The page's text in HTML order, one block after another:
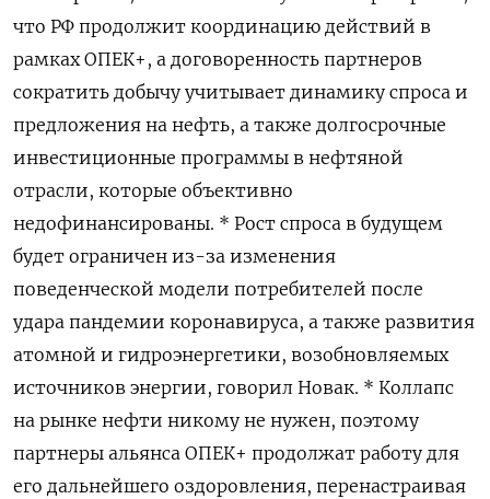
что РФ продолжит координацию действий в
рамках ОПЕК+, а договоренность партнеров
сократить добычу учитывает динамику спроса и
предложения на нефть, а также долгосрочные
инвестиционные программы в нефтяной
отрасли, которые объективно
недофинансированы. * Рост спроса в будущем
будет ограничен из-за изменения
поведенческой модели потребителей после
удара пандемии коронавируса, а также развития
атомной и гидроэнергетики, возобновляемых
источников энергии, говорил Новак. * Коллапс
на рынке нефти никому не нужен, поэтому
партнеры альянса ОПЕК+ продолжат работу для
его дальнейшего оздоровления, перенастраивая